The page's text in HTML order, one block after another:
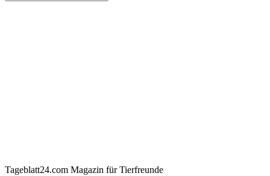
Tageblatt24.com Magazin für Tierfreunde